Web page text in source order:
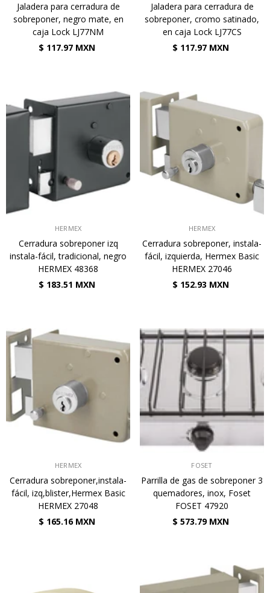
Jaladera para cerradura de
sobreponer, negro mate, en
caja Lock LJ77NM
$ 117.97 MXN
Jaladera para cerradura de
sobreponer, cromo satinado,
en caja Lock LJ77CS
$ 117.97 MXN
HERMEX
Cerradura sobreponer izq
instala-fácil, tradicional, negro
HERMEX 48368
$ 183.51 MXN
HERMEX
Cerradura sobreponer, instala-
fácil, izquierda, Hermex Basic
HERMEX 27046
$ 152.93 MXN
HERMEX
Cerradura sobreponer,instala-
fácil, izq,blister,Hermex Basic
HERMEX 27048
$ 165.16 MXN
FOSET
Parrilla de gas de sobreponer 3
quemadores, inox, Foset
FOSET 47920
$ 573.79 MXN